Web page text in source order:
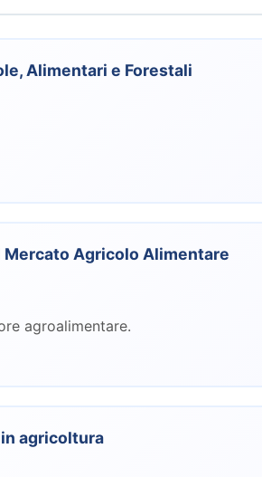
Alimentari e Forestali
Mercato Agricolo Alimentare
agroalimentare.
in agricoltura